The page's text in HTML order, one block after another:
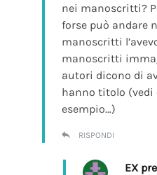
nei manoscritti?
forse può andare
manoscritti
manoscritti
autori dicono di
hanno titolo (vedi
esempio…)
RISPONDI
EX